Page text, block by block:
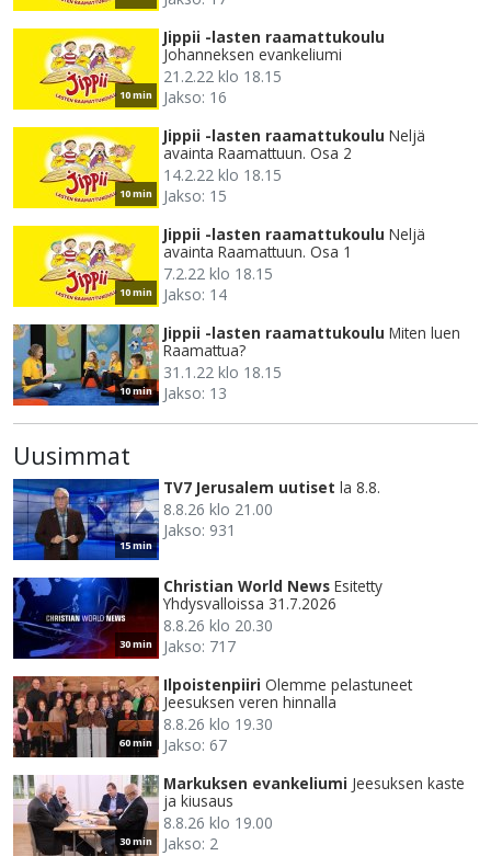
10 min
Jippii -lasten raamattukoulu
Johanneksen evankeliumi
21.2.22 klo 18.15
Jakso: 16
10 min
Jippii -lasten raamattukoulu Neljä
avainta Raamattuun. Osa 2
14.2.22 klo 18.15
Jakso: 15
10 min
Jippii -lasten raamattukoulu Neljä
avainta Raamattuun. Osa 1
7.2.22 klo 18.15
Jakso: 14
10 min
Jippii -lasten raamattukoulu Miten luen
Raamattua?
31.1.22 klo 18.15
Jakso: 13
Uusimmat
15 min
TV7 Jerusalem uutiset la 8.8.
8.8.26 klo 21.00
Jakso: 931
30 min
Christian World News Esitetty
Yhdysvalloissa 31.7.2026
8.8.26 klo 20.30
Jakso: 717
60 min
Ilpoistenpiiri Olemme pelastuneet
Jeesuksen veren hinnalla
8.8.26 klo 19.30
Jakso: 67
30 min
Markuksen evankeliumi Jeesuksen kaste
ja kiusaus
8.8.26 klo 19.00
Jakso: 2